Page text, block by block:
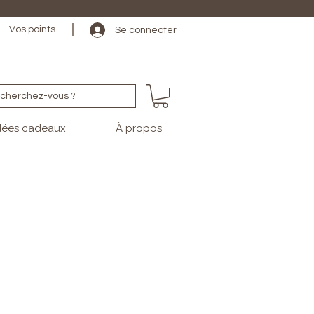
frais de
Vos points Se connecter
vous ?
cadeaux À propos